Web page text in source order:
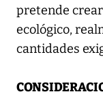
pretende crear
ecológico,
cantidades